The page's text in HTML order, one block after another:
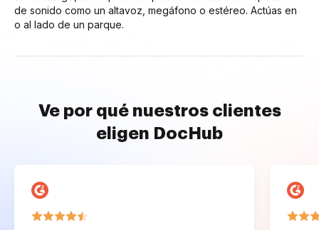
de sonido como un altavoz, megáfono o estéreo. Actúas en
o al lado de un parque.
Ve por qué nuestros clientes
eligen DocHub